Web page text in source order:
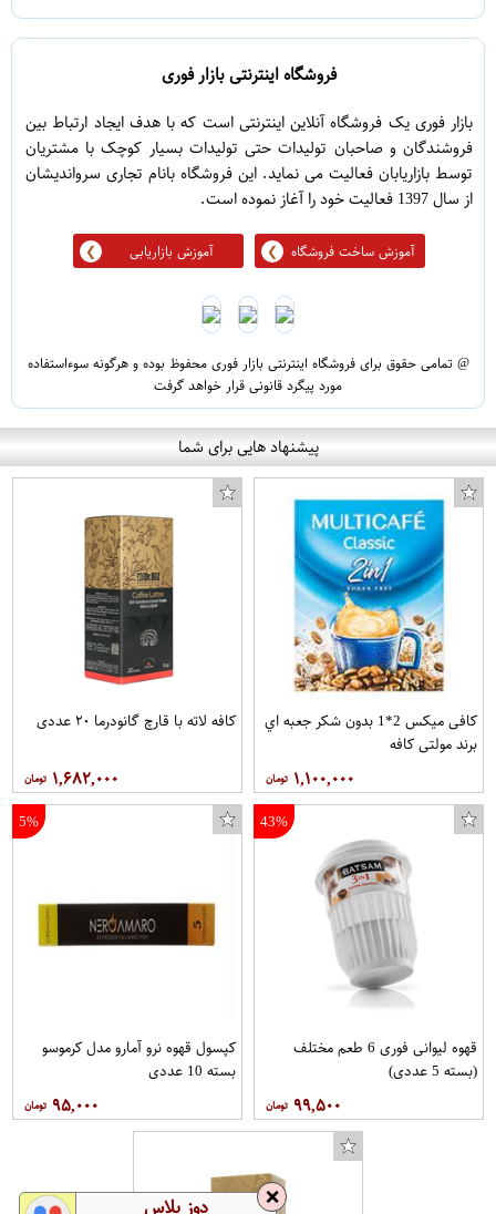
فروشگاه اینترنتی بازار فوری
بازار فوری یک فروشگاه آنلاین اینترنتی است که با هدف ایجاد ارتباط بین
فروشندگان و صاحبان تولیدات حتی تولیدات بسیار کوچک با مشتریان
توسط بازاریابان فعالیت می نماید. این فروشگاه بانام تجاری سرواندیشان
از سال 1397 فعالیت خود را آغاز نموده است.
آموزش ساخت فروشگاه آموزش بازاریابی
@ تمامی حقوق برای فروشگاه اینترنتی بازار فوری محفوظ بوده و هرگونه سوءاستفاده
مورد پیگرد قانونی قرار خواهد گرفت
پیشنهاد هایی برای شما
کافی میکس 2*1 بدون شکر جعبه اي
برند مولتی کافه
۱,۱۰۰,۰۰۰
کافه لاته با قارچ گانودرما ۲۰ عددی
۱,۶۸۲,۰۰۰
43%
قهوه لیوانی فوری 6 طعم مختلف
(بسته 5 عددی)
۹۹,۵۰۰
5%
کپسول قهوه نرو آمارو مدل کرموسو
بسته 10 عددی
۹۵,۰۰۰
❌ دوز پلاس